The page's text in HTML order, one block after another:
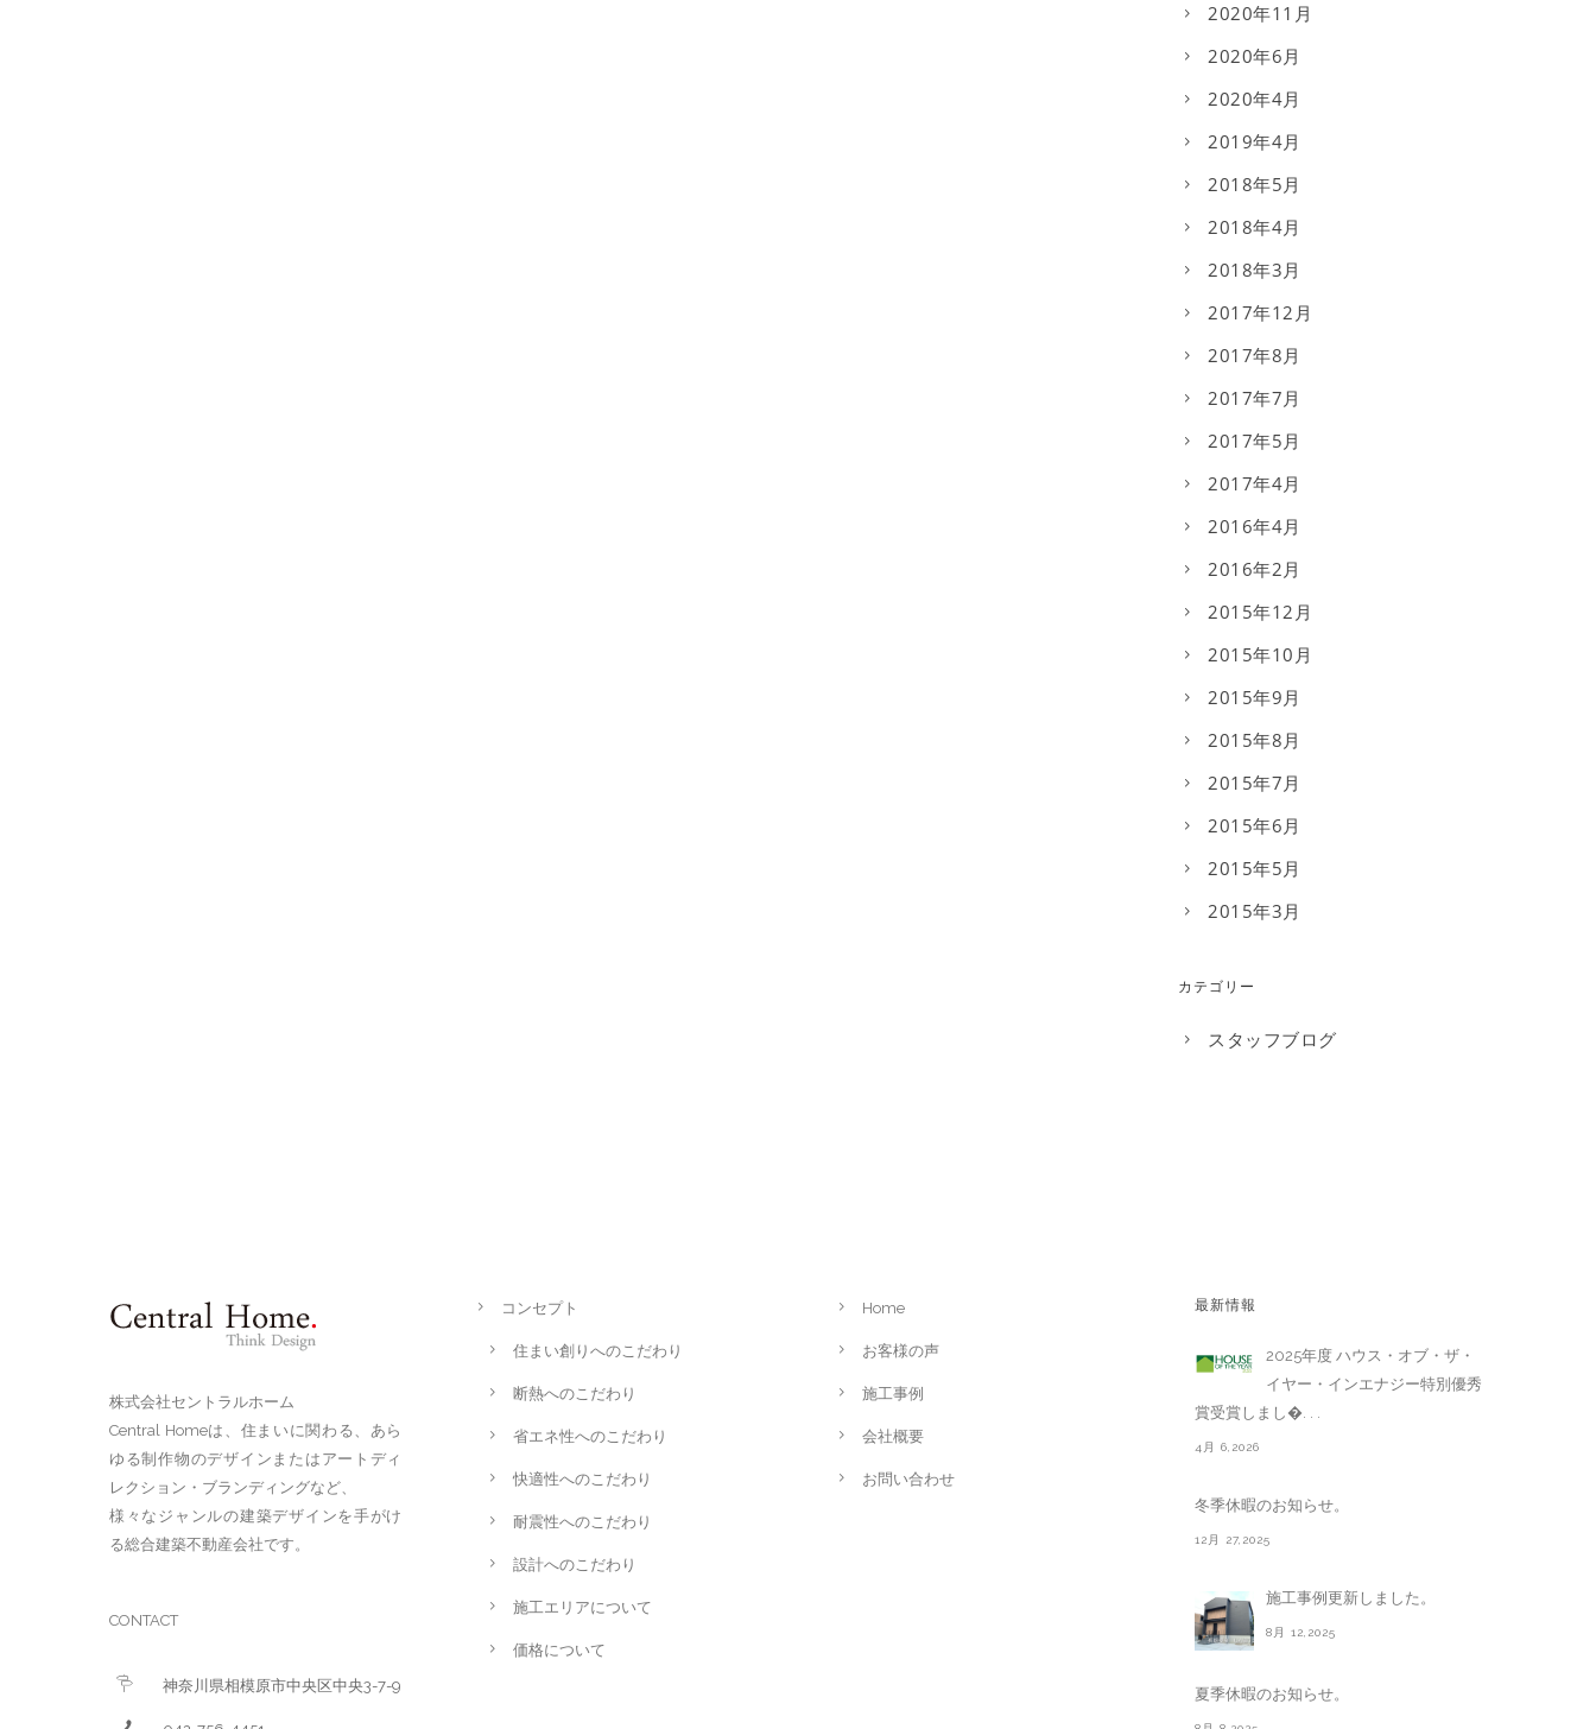
2020年11月
2020年6月
2020年4月
2019年4月
2018年5月
2018年4月
2018年3月
2017年12月
2017年8月
2017年7月
2017年5月
2017年4月
2016年4月
2016年2月
2015年12月
2015年10月
2015年9月
2015年8月
2015年7月
2015年6月
2015年5月
2015年3月
カテゴリー
スタッフブログ
株式会社セントラルホーム
Central Homeは、住まいに関わる、あら
ゆる制作物のデザインまたはアートディ
レクション・ブランディングなど、
様々なジャンルの建築デザインを手がけ
る総合建築不動産会社です。
CONTACT
神奈川県相模原市中央区中央3-7-9
コンセプト
住まい創りへのこだわり
断熱へのこだわり
省エネ性へのこだわり
快適性へのこだわり
耐震性へのこだわり
設計へのこだわり
施工エリアについて
価格について
Home
お客様の声
施工事例
会社概要
お問い合わせ
最新情報
2025年度 ハウス・オブ・ザ・
イヤー・インエナジー特別優秀
賞受賞しまし�. . .
4月 6,2026
冬季休暇のお知らせ。
12月 27,2025
施工事例更新しました。
8月 12,2025
夏季休暇のお知らせ。